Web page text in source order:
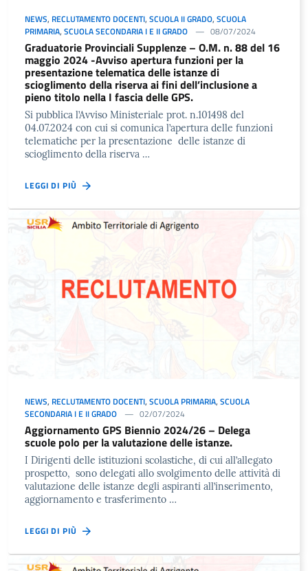
NEWS, RECLUTAMENTO DOCENTI, SCUOLA II GRADO, SCUOLA
PRIMARIA, SCUOLA SECONDARIA I E II GRADO 08/07/2024
Graduatorie Provinciali Supplenze – O.M. n. 88 del 16
maggio 2024 -Avviso apertura funzioni per la
presentazione telematica delle istanze di
scioglimento della riserva ai fini dell’inclusione a
pieno titolo nella I fascia delle GPS.
Si pubblica l’Avviso Ministeriale prot. n.101498 del
04.07.2024 con cui si comunica l’apertura delle funzioni
telematiche per la presentazione delle istanze di
scioglimento della riserva …
LEGGI DI PIÙ
NEWS, RECLUTAMENTO DOCENTI, SCUOLA PRIMARIA, SCUOLA
SECONDARIA I E II GRADO
02/07/2024
Aggiornamento GPS Biennio 2024/26 – Delega
scuole polo per la valutazione delle istanze.
I Dirigenti delle istituzioni scolastiche, di cui all’allegato
prospetto, sono delegati allo svolgimento delle attività di
valutazione delle istanze degli aspiranti all’inserimento,
aggiornamento e trasferimento …
LEGGI DI PIÙ